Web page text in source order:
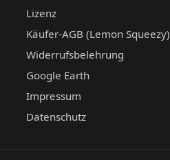
Lizenz
Käufer-AGB (Lemon Squeezy)
Widerrufsbelehrung
Google Earth
Impressum
Datenschutz